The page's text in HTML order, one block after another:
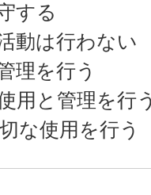
する
動は行わない
理を行う
用と管理を行
な使用を行う